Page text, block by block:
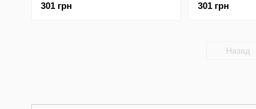
301 грн
301 грн
Назад